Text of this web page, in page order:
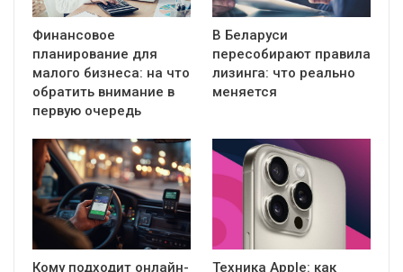
Финансовое
планирование для
малого бизнеса: на что
обратить внимание в
первую очередь
В Беларуси
пересобирают правила
лизинга: что реально
меняется
Кому подходит онлайн-
Техника Apple: как